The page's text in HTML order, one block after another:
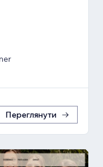
Переглянути